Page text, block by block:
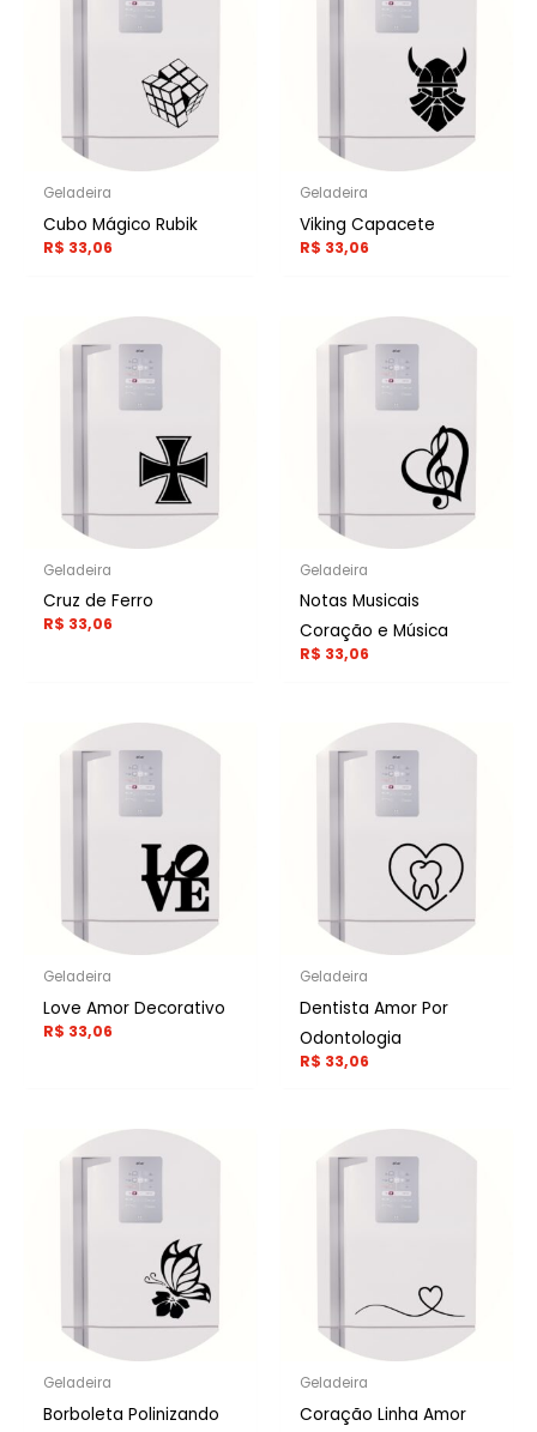
Geladeira
Cubo Mágico Rubik
R$ 33,06
Geladeira
Viking Capacete
R$ 33,06
Geladeira
Cruz de Ferro
R$ 33,06
Geladeira
Notas Musicais
Coração e Música
R$ 33,06
Geladeira
Love Amor Decorativo
R$ 33,06
Geladeira
Dentista Amor Por
Odontologia
R$ 33,06
Geladeira
Borboleta Polinizando
Geladeira
Coração Linha Amor